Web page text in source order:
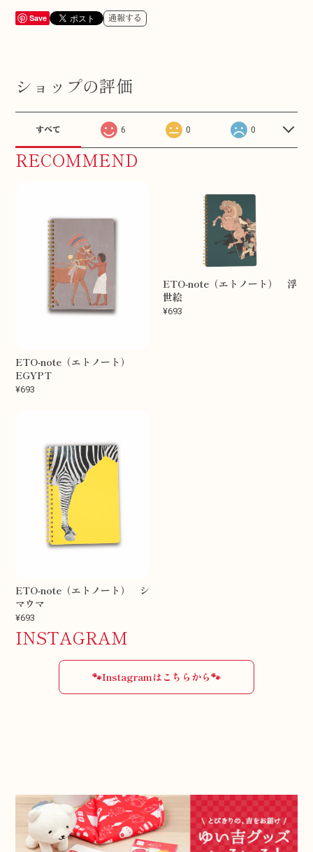
Save 通報する
ショップの評価
すべて 6 0 0
RECOMMEND
ETO-note（エトノート）
EGYPT
¥693
ETO-note（エトノート） 浮
世絵
¥693
ETO-note（エトノート） シ
マウマ
¥693
INSTAGRAM
🐾Instagramはこちらから🐾